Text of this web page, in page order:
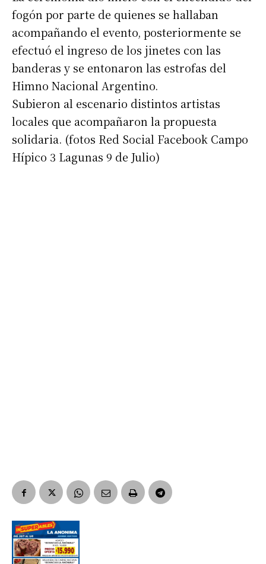
Suscribirme gratis
fogón por parte de quienes se hallaban
acompañando el evento, posteriormente se
efectuó el ingreso de los jinetes con las
banderas y se entonaron las estrofas del
Himno Nacional Argentino.
Subieron al escenario distintos artistas
locales que acompañaron la propuesta
solidaria. (fotos Red Social Facebook Campo
Hípico 3 Lagunas 9 de Julio)